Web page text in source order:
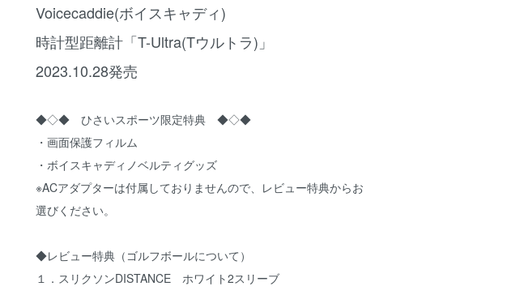
Voicecaddie(ボイスキャディ)
時計型距離計「T-Ultra(Tウルトラ)」
2023.10.28発売
◆◇◆ ひさいスポーツ限定特典 ◆◇◆
・画面保護フィルム
・ボイスキャディノベルティグッズ
※ACアダプターは付属しておりませんので、レビュー特典からお
選びください。
◆レビュー特典（ゴルフボールについて）
１．スリクソンDISTANCE ホワイト2スリーブ